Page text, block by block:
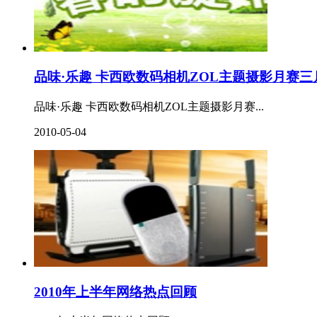
品味·乐趣 卡西欧数码相机ZOL主题摄影月赛
品味·乐趣 卡西欧数码相机ZOL主题摄影月赛...
2010-05-04
2010年上半年网络热点回顾